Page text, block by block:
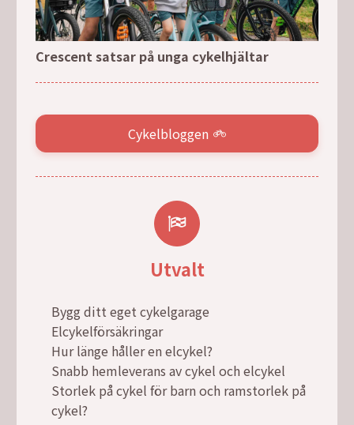
Crescent satsar på unga cykelhjältar
Cykelbloggen
Utvalt
Bygg ditt eget cykelgarage
Elcykelförsäkringar
Hur länge håller en elcykel?
Snabb hemleverans av cykel och elcykel
Storlek på cykel för barn och ramstorlek på
cykel?